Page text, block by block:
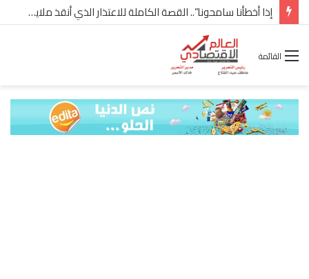
إذا أخطأنا سامحونا”.. القصة الكاملة للاعتذار الذي أنقذ ملايين “إعمار” في الساحل الشمالي
القائمة